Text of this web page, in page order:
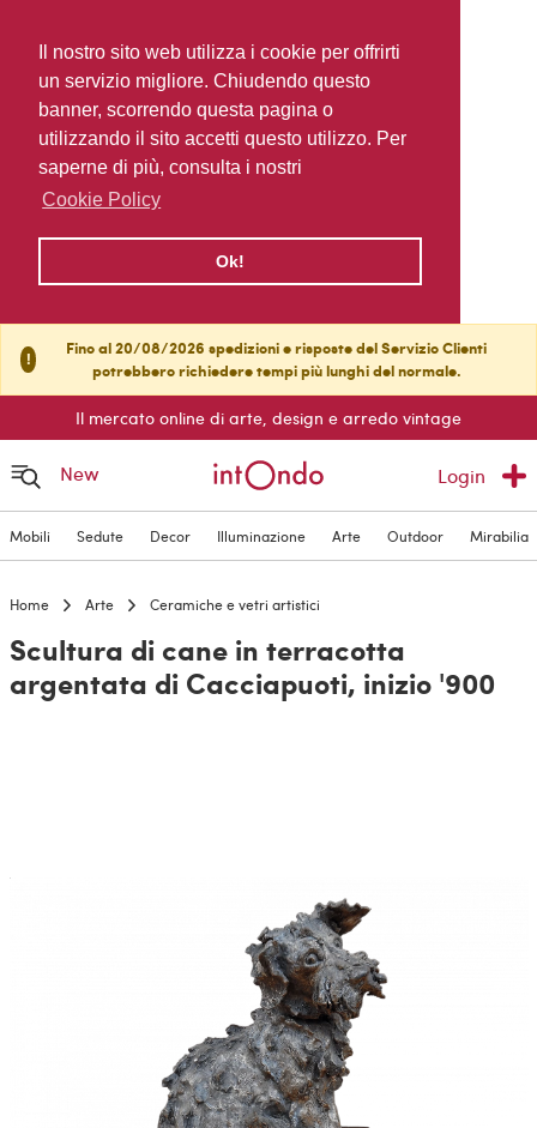
Il nostro sito web utilizza i cookie per offrirti
un servizio migliore. Chiudendo questo
banner, scorrendo questa pagina o
utilizzando il sito accetti questo utilizzo. Per
saperne di più, consulta i nostri
Cookie Policy
Ok!
!
Fino al 20/08/2026 spedizioni e risposte del Servizio Clienti
potrebbero richiedere tempi più lunghi del normale.
Il mercato online di arte, design e arredo vintage
New Login
Mobili Sedute Decor Illuminazione Arte Outdoor Mirabilia
Home Arte Ceramiche e vetri artistici
Scultura di cane in terracotta
argentata di Cacciapuoti, inizio '900